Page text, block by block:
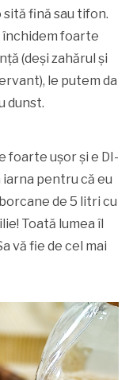
fină sau tifon.
închidem foarte
(deși zahărul și
le putem da
dunst.
foarte ușor și e DI-
iarna pentru că eu
de 5 litri cu
Toată lumea îl
vă fie de cel mai